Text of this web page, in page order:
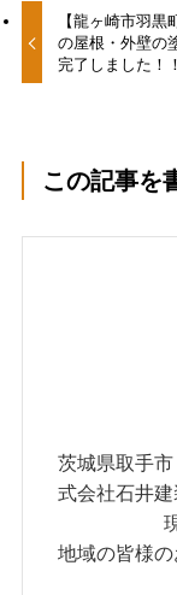
【龍ヶ崎市羽黒
の屋根・外壁の
完了しました！！
この記事を
茨城県取手
式会社石井
地域の皆様